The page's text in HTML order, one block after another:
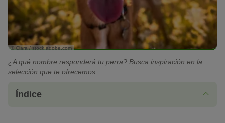
© Clara / stock.adobe.com
¿A qué nombre responderá tu perra? Busca inspiración en la
selección que te ofrecemos.
Índice